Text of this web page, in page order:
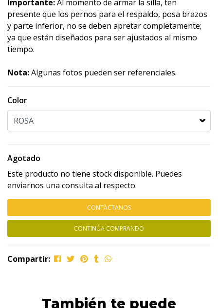
Importante:Al momento de armar la silla, ten
presente que los pernos para el respaldo, posa brazos
y parte inferior, no se deben apretar completamente;
ya que están diseñados para ser ajustados al mismo
tiempo.
Nota:Algunas fotos pueden ser referenciales.
Color
Agotado
Este producto no tiene stock disponible. Puedes
enviarnos una consulta al respecto.
CONTÁCTANOS
CONTINÚA COMPRANDO
Compartir:
También te puede